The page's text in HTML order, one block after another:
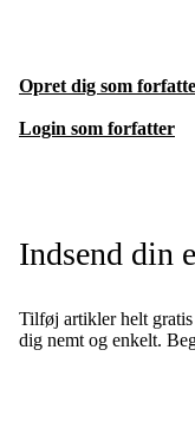
Opret dig som
Login som forfatter
Indsend din
Tilføj artikler helt
dig nemt og enkelt.